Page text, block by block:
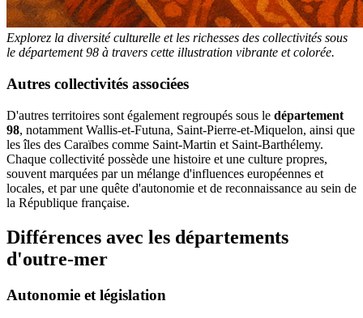
Explorez la diversité culturelle et les richesses des collectivités sous
le département 98 à travers cette illustration vibrante et colorée.
Autres collectivités associées
D'autres territoires sont également regroupés sous le département
98, notamment Wallis-et-Futuna, Saint-Pierre-et-Miquelon, ainsi que
les îles des Caraïbes comme Saint-Martin et Saint-Barthélemy.
Chaque collectivité possède une histoire et une culture propres,
souvent marquées par un mélange d'influences européennes et
locales, et par une quête d'autonomie et de reconnaissance au sein de
la République française.
Différences avec les départements
d'outre-mer
Autonomie et législation